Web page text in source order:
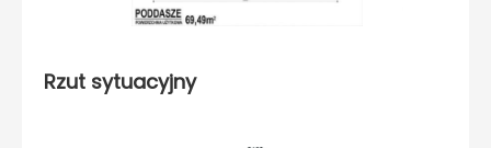
Rzut sytuacyjny